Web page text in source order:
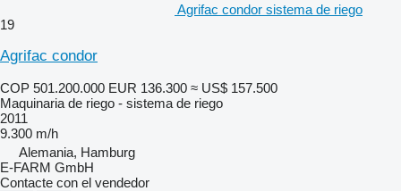
Agrifac condor sistema de riego
19
Agrifac condor
COP 501.200.000 EUR 136.300 ≈ US$ 157.500
Maquinaria de riego - sistema de riego
2011
9.300 m/h
Alemania, Hamburg
E-FARM GmbH
Contacte con el vendedor